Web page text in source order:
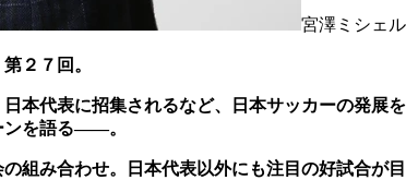
宮澤ミシェ
２７回。
本代表に招集されるなど、日本サッカーの発展
ンを語る――。
組み合わせ。日本代表以外にも注目の好試合が